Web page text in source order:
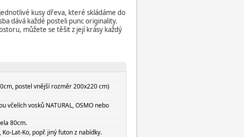
kusy dřeva, které skládáme do
dává každé posteli punc originality.
můžete se těšit z její krásy každý
postel vnější rozměr 200x220 cm)
včelích vosků NATURAL, OSMO nebo
80cm.
Lat-Ko, popř. jiný futon z nabídky.